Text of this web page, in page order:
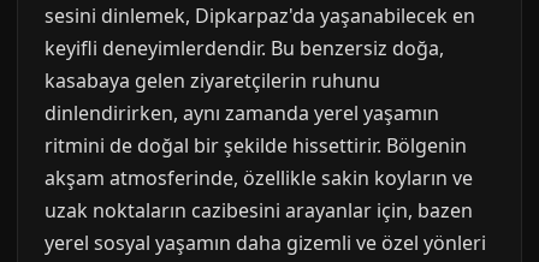
sesini dinlemek, Dipkarpaz'da yaşanabilecek en
keyifli deneyimlerdendir. Bu benzersiz doğa,
kasabaya gelen ziyaretçilerin ruhunu
dinlendirirken, aynı zamanda yerel yaşamın
ritmini de doğal bir şekilde hissettirir. Bölgenin
akşam atmosferinde, özellikle sakin koyların ve
uzak noktaların cazibesini arayanlar için, bazen
yerel sosyal yaşamın daha gizemli ve özel yönleri